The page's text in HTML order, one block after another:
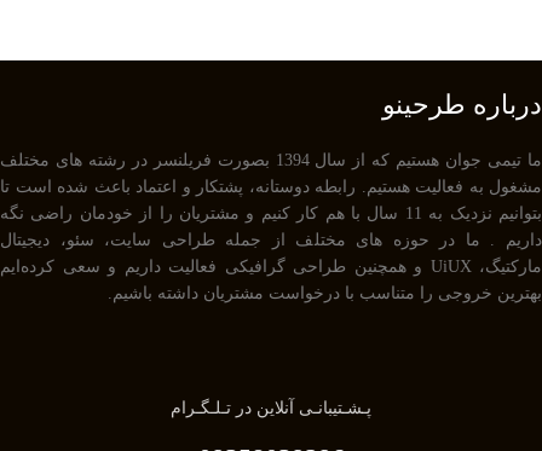
درباره طرحینو
ما تیمی جوان هستیم که از سال 1394 بصورت فریلنسر در رشته های مختلف
مشغول به فعالیت هستیم. رابطه دوستانه، پشتکار و اعتماد باعث شده است تا
بتوانیم نزدیک به 11 سال با هم کار کنیم و مشتریان را از خودمان راضی نگه
داریم . ما در حوزه های مختلف از جمله طراحی سایت، سئو، دیجیتال
مارکتیگ، UiUX و همچنین طراحی گرافیکی فعالیت داریم و سعی کرده‌ایم
بهترین خروجی را متناسب با درخواست مشتریان داشته باشیم.
پـشـتیبانـی آنلاین در تـلـگـرام